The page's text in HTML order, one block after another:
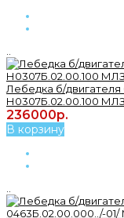
Лебедка б/двигателя
Н0307Б.02.00.100 МЛЗ
236000р.
В корзину